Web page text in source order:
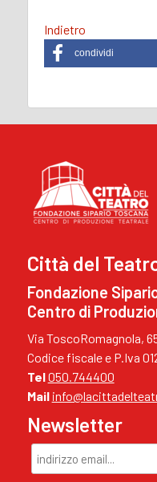
Indietro
condividi
Città del
Fondazione
Centro di
Via ToscoRomagnola,
Codice fiscale e P.Iva
Tel050.744400
Mail
Newsletter